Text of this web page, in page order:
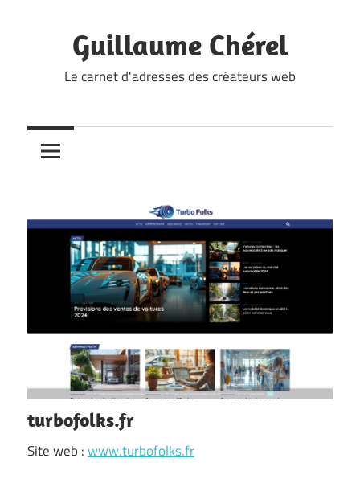
Guillaume Chérel
Le carnet d'adresses des créateurs web
turbofolks.fr
Site web :www.turbofolks.fr